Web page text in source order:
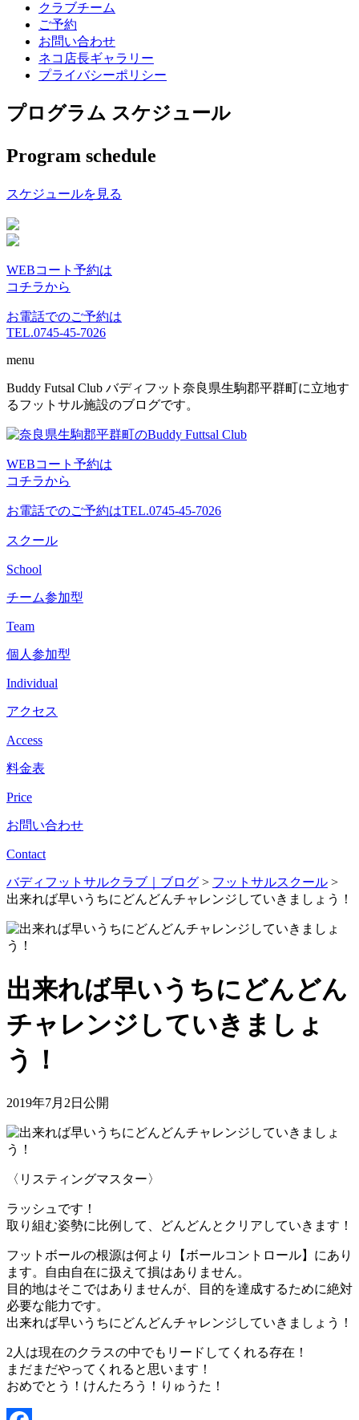
クラブチーム
ご予約
お問い合わせ
ネコ店長ギャラリー
プライバシーポリシー
プログラム スケジュール
Program schedule
スケジュールを見る
WEBコート予約は
コチラから
お電話でのご予約は
TEL.0745-45-7026
menu
コ
ン
ン
へ
ス
キ
ッ
プ
Buddy Futsal Club バディフット奈良県生駒郡平群町に立地す
るフットサル施設のブログです。
WEBコート予約は
コチラから
お電話でのご予約はTEL.0745-45-7026
スクール
School
チーム参加型
Team
個人参加型
Individual
アクセス
Access
料金表
Price
お問い合わせ
Contact
バディフットサルクラブ｜ブログ > フットサルスクール >
出来れば早いうちにどんどんチャレンジしていきましょう！
出来れば早いうちにどんどん
チャレンジしていきましょ
う！
2019年7月2日公開
〈リスティングマスター〉
ラッシュです！
取り組む姿勢に比例して、どんどんとクリアしていきます！
フットボールの根源は何より【ボールコントロール】にあり
ます。自由自在に扱えて損はありません。
目的地はそこではありませんが、目的を達成するために絶対
必要な能力です。
出来れば早いうちにどんどんチャレンジしていきましょう！
2人は現在のクラスの中でもリードしてくれる存在！
まだまだやってくれると思います！
おめでとう！けんたろう！りゅうた！